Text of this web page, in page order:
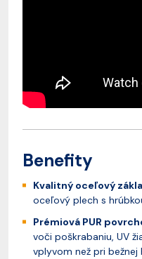
Benefity
Kvalitný oceľový
oceľový plech s
Prémiová PUR
voči poškrabaniu, UV
vplyvom než pri bežnej